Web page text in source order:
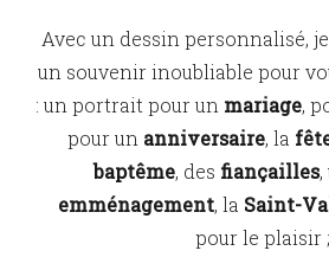
Avec un dessin personnalisé,
un souvenir inoubliable pour
: un portrait pour un mariage,
pour un anniversaire, la
baptême, des fiançailles,
emménagement, la Saint-
pour le plaisir